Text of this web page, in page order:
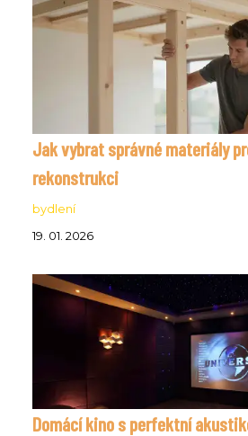
Jak vybrat správné materiály
rekonstrukci
bydlení
19. 01. 2026
Domácí kino s perfektní